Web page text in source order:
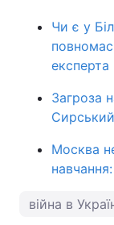
Чи є у
експерта
Загроза
Сирський
Москва
війна в